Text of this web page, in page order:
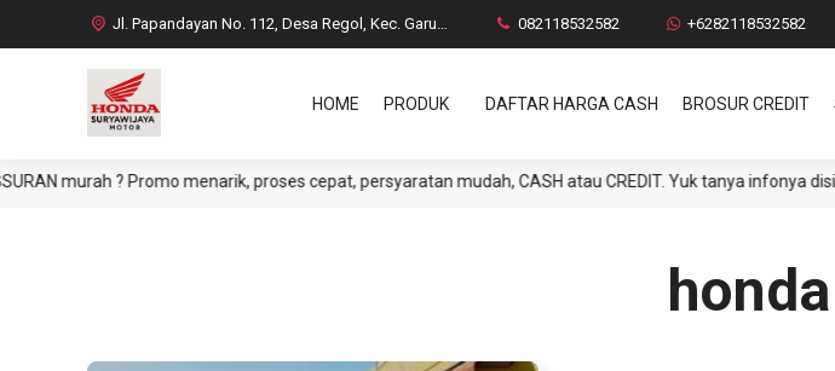
Jl. Papandayan No. 112, Desa Regol, Kec. Garut Kota, Kab. Garut 082118532582 +6282118532582
HOME PRODUK DAFTAR HARGA CASH BROSUR CREDIT
murah ? Promo menarik, proses cepat, persyaratan mudah, CASH atau CREDIT. Yuk tanya infonya disini !